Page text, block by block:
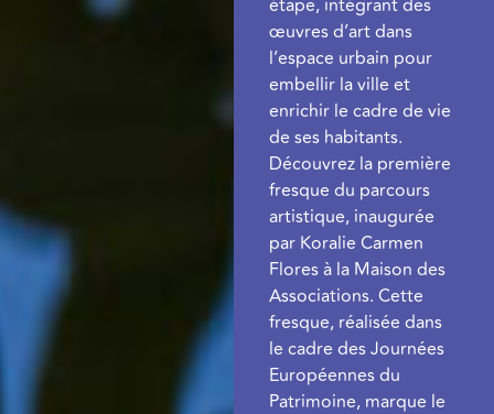
étape, intégrant des
œuvres d’art dans
l’espace urbain pour
embellir la ville et
enrichir le cadre de vie
de ses habitants.
Découvrez la première
fresque du parcours
artistique, inaugurée
par Koralie Carmen
Flores à la Maison des
Associations. Cette
fresque, réalisée dans
le cadre des Journées
Européennes du
Patrimoine, marque le